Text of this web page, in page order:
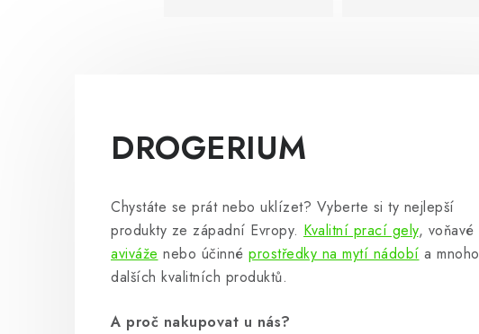
DROGERIUM
Chystáte se prát nebo uklízet? Vyberte si ty nejlepší
produkty ze západní Evropy. Kvalitní prací gely, voňavé
aviváže nebo účinné prostředky na mytí nádobí a mnoho
dalších kvalitních produktů.
A proč nakupovat u nás?